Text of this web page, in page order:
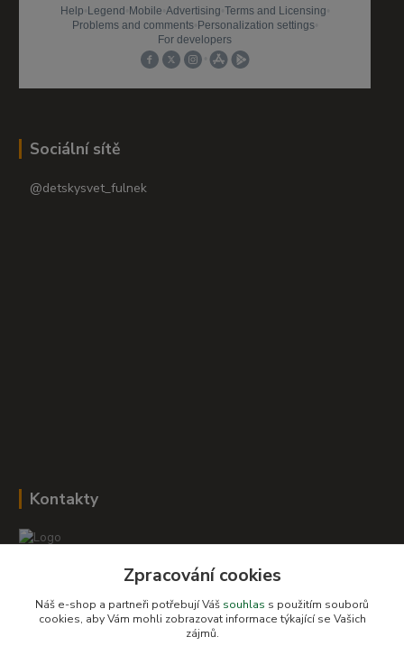
Sociální sítě
@detskysvet_fulnek
Kontakty
+420 604 278 943
obchod-detskysvet@seznam.cz
Zpracování cookies
Náš e-shop a partneři potřebují Váš souhlas s použitím souborů
cookies, aby Vám mohli zobrazovat informace týkající se Vašich
zájmů.